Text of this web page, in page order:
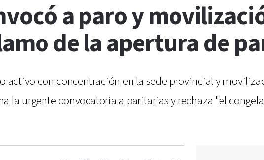
a paro y
de la apertura de
activo con concentración en la sede provincial y
la urgente convocatoria a paritarias y rechaza "el